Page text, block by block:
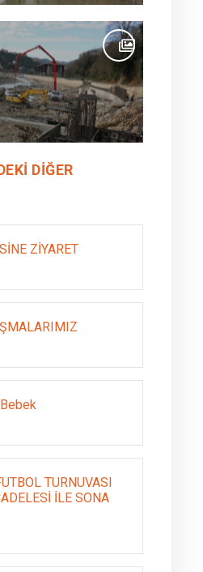
DIĞER
ZİYARET
TURNUVASI
İLE SONA